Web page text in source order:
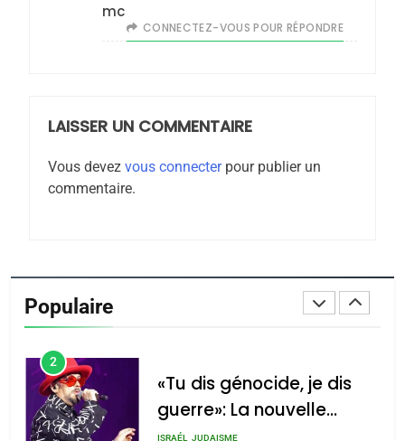
mc
CONNECTEZ-VOUS POUR RÉPONDRE
LAISSER UN COMMENTAIRE
Vous devez vous connecterpour publier un
commentaire.
Populaire
Jacques Hadida
Maroc : Les amandes de
Tafraout, le miel de Tadla
De Loya Stauber
2
«Tu dis génocide, je dis
guerre»: La nouvelle
chanson de Boy George